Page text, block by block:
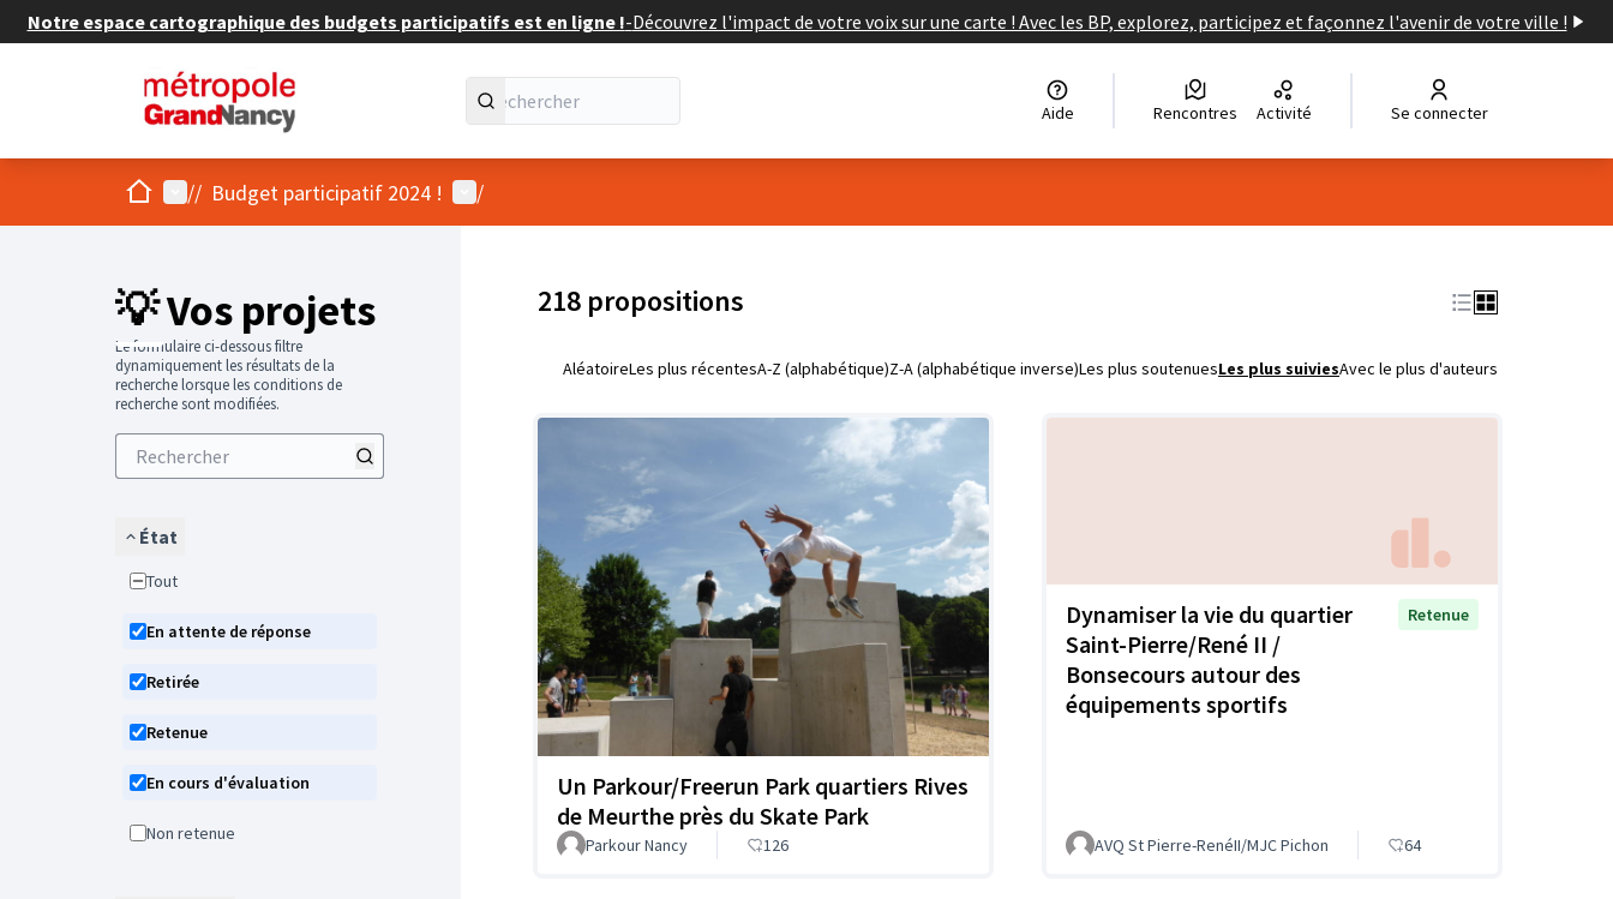
Notre espace cartographique des budgets participatifs est en ligne !-Découvrez l'impact de votre voix sur une carte ! Avec les BP, explorez, participez et façonnez l'avenir de votre ville !
Aide Rencontres Activité Se connecter
AccueilMenu principal
// Budget participatif 2024 ! Menu utilisateur
/
💡 Vos projets
Le formulaire ci-dessous filtre
dynamiquement les résultats de la
recherche lorsque les conditions de
recherche sont modifiées.
État
Tout
En attente de réponse
Retirée
Retenue
En cours d'évaluation
Non retenue
218 propositions
AléatoireLes plus récentesA-Z (alphabétique)Z-A (alphabétique inverse)Les plus soutenuesLes plus suiviesAvec le plus d'auteurs
Un Parkour/Freerun Park quartiers Rives
de Meurthe près du Skate Park
Parkour Nancy 126
Dynamiser la vie du quartier
Saint-Pierre/René II /
Bonsecours autour des
équipements sportifs
Retenue
AVQ St Pierre-RenéII/MJC Pichon 64